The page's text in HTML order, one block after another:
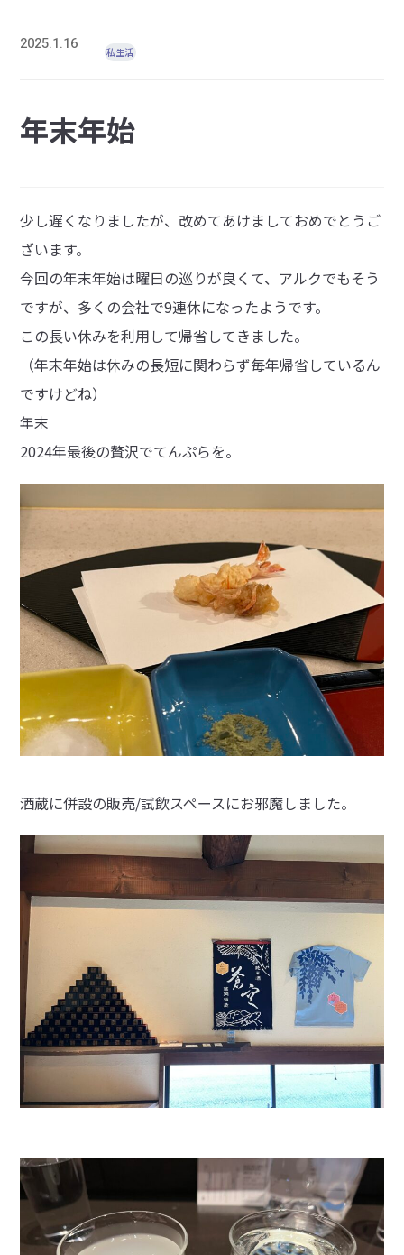
2025.1.16 私生活
年末年始
少し遅くなりましたが、改めてあけましておめでとうご
ざいます。
今回の年末年始は曜日の巡りが良くて、アルクでもそう
ですが、多くの会社で9連休になったようです。
この長い休みを利用して帰省してきました。
（年末年始は休みの長短に関わらず毎年帰省しているん
ですけどね）
年末
2024年最後の贅沢でてんぷらを。
酒蔵に併設の販売/試飲スペースにお邪魔しました。